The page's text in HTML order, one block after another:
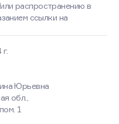
Юрьевна
обл.,
1
распространению в
ссылки на